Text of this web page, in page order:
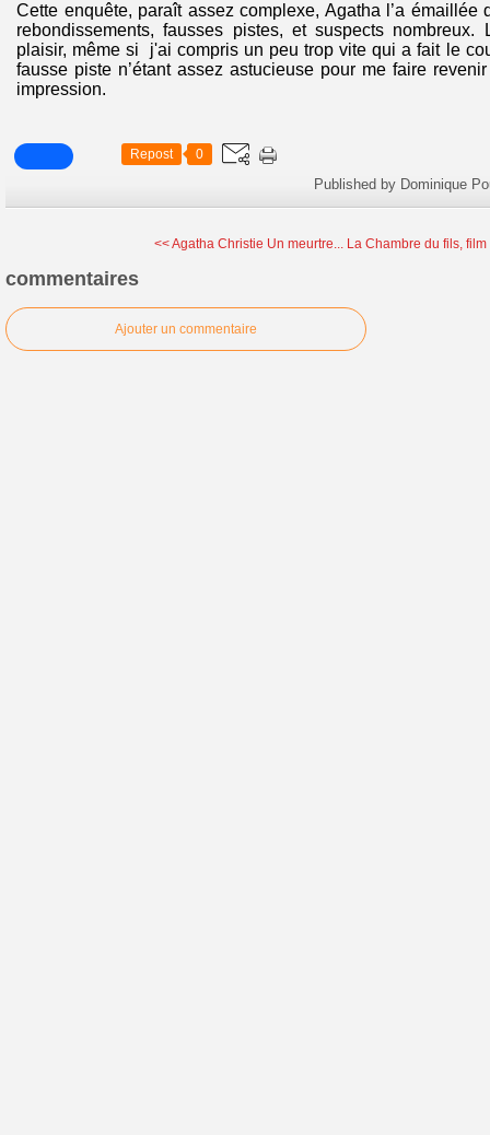
Cette enquête, paraît assez complexe, Agatha l’a émaillée
rebondissements, fausses pistes, et suspects nombreux.
plaisir, même si j'ai compris un peu trop vite qui a fait le
fausse piste n’étant assez astucieuse pour me faire
impression.
Repost 0
Published by Dominique
<< Agatha Christie Un meurtre... La Chambre du fils, film
commentaires
Ajouter un commentaire